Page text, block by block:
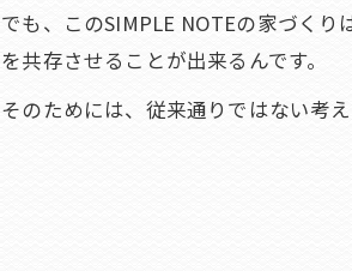
でも、このSIMPLE NOTEの家づく
を共存させることが出来るんです。
そのためには、従来通りではない考え